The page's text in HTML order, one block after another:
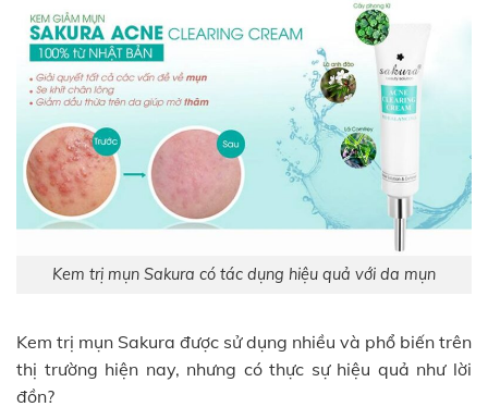
Kem trị mụn Sakura có tác dụng hiệu quả với da mụn
Kem trị mụn Sakura được sử dụng nhiều và phổ biến trên
thị trường hiện nay, nhưng có thực sự hiệu quả như lời
đồn?